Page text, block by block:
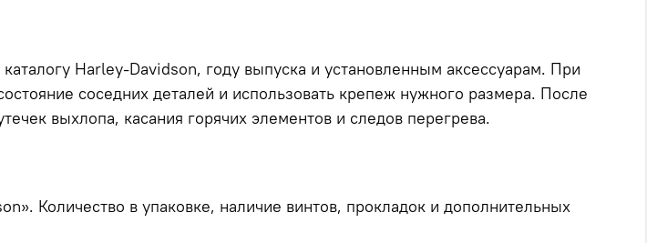
Harley-Davidson, году выпуска и установленным аксессуарам. При
соседних деталей и использовать крепеж нужного размера. После
выхлопа, касания горячих элементов и следов перегрева.
Количество в упаковке, наличие винтов, прокладок и дополнительных